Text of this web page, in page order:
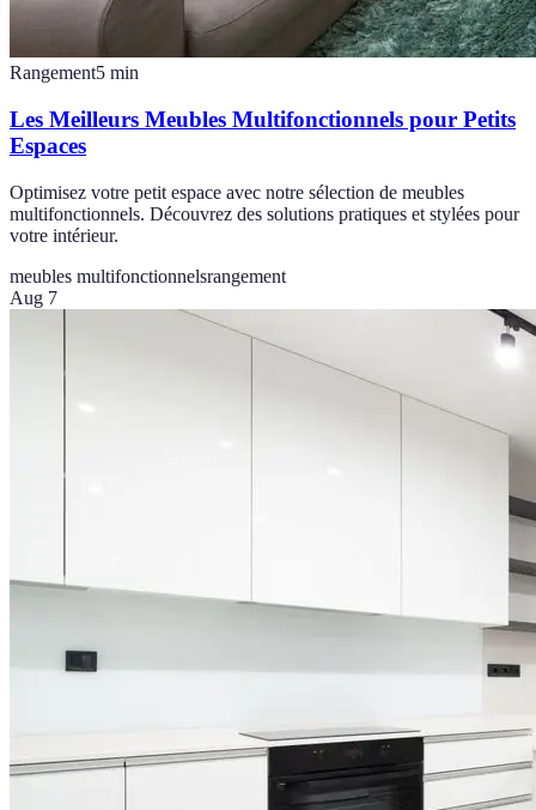
Rangement5 min
Les Meilleurs Meubles Multifonctionnels pour Petits
Espaces
Optimisez votre petit espace avec notre sélection de meubles
multifonctionnels. Découvrez des solutions pratiques et stylées pour
votre intérieur.
meubles multifonctionnelsrangement
Aug 7